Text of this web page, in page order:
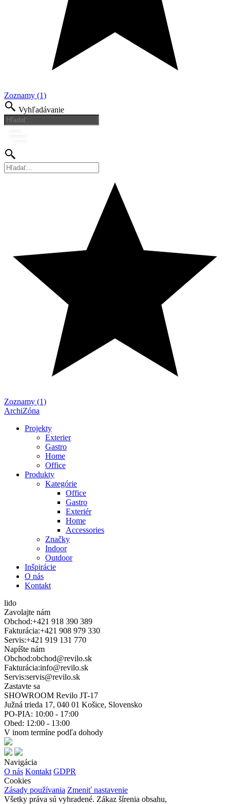
Zoznamy (1)
Vyhľadávanie
Zoznamy (1)
ArchiZóna
Projekty
Exterier
Gastro
Home
Office
Produkty
Kategórie
Office
Gastro
Exteriér
Home
Accessories
Značky
Indoor
Outdoor
Inšpirácie
O nás
Kontakt
lido
Zavolajte nám
Obchod:+421 918 390 389
Fakturácia:+421 908 979 330
Servis:+421 919 131 770
Napíšte nám
Obchod:obchod@revilo.sk
Fakturácia:info@revilo.sk
Servis:servis@revilo.sk
Zastavte sa
SHOWROOM Revilo JT-17
Južná trieda 17, 040 01 Košice, Slovensko
PO-PIA: 10:00 - 17:00
Obed: 12:00 - 13:00
V inom termíne podľa dohody
Navigácia
O nás Kontakt GDPR
Cookies
Zásady používania Zmeniť nastavenie
Všetky práva sú vyhradené. Zákaz šírenia obsahu,